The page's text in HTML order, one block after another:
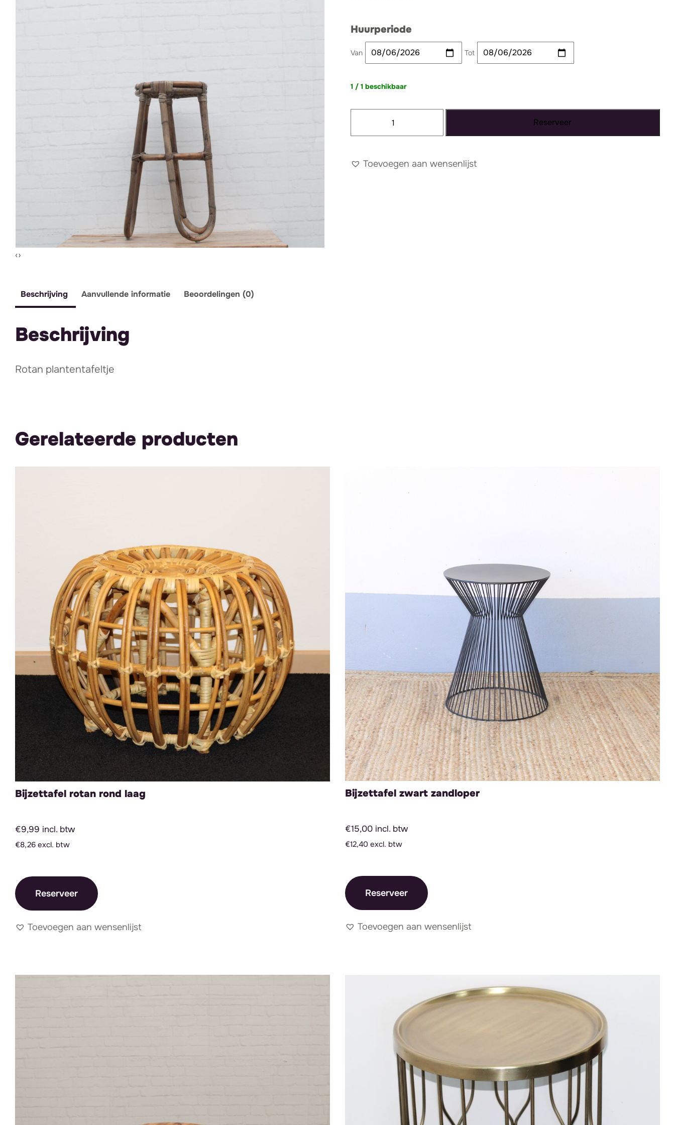
‹Vorige slide
›
Huurperiode
Van Tot
1 / 1 beschikbaar
Reserveer
Toevoegen aan wensenlijst
Beschrijving Aanvullende informatie Beoordelingen (0)
Beschrijving
Rotan plantentafeltje
Gerelateerde producten
Bijzettafel rotan rond laag
€9,99 incl. btw
€8,26 excl. btw
Reserveer
Toevoegen aan wensenlijst
Bijzettafel zwart zandloper
€15,00 incl. btw
€12,40 excl. btw
Reserveer
Toevoegen aan wensenlijst